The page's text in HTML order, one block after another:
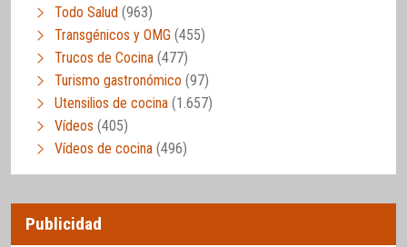
Todo Salud (963)
Transgénicos y OMG (455)
Trucos de Cocina (477)
Turismo gastronómico (97)
Utensilios de cocina (1.657)
Vídeos (405)
Vídeos de cocina (496)
Publicidad